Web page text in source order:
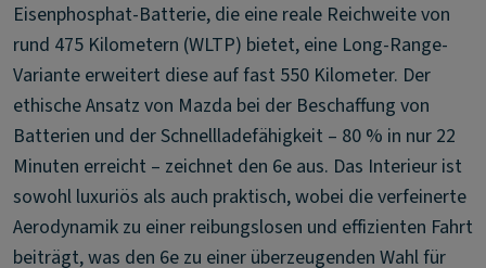
Eisenphosphat-Batterie, die eine reale Reichweite von
rund 475 Kilometern (WLTP) bietet, eine Long-Range-
Variante erweitert diese auf fast 550 Kilometer. Der
ethische Ansatz von Mazda bei der Beschaffung von
Batterien und der Schnellladefähigkeit – 80 % in nur 22
Minuten erreicht – zeichnet den 6e aus. Das Interieur ist
sowohl luxuriös als auch praktisch, wobei die verfeinerte
Aerodynamik zu einer reibungslosen und effizienten Fahrt
beiträgt, was den 6e zu einer überzeugenden Wahl für